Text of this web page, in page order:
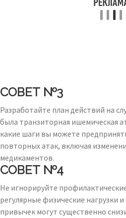
СОВЕТ №3
Разработайте план действий на
была транзиторная ишемическая
какие шаги вы можете
повторных атак, включая
медикаментов.
СОВЕТ №4
Не игнорируйте
регулярные физические нагрузки
привычек могут существенно